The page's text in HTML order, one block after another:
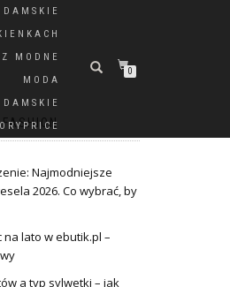
MODNE
MODA
DAMSKIE
0
Najmodniejsze
2026. Co wybrać, by
na lato w ebutik.pl –
a typ sylwetki – jak